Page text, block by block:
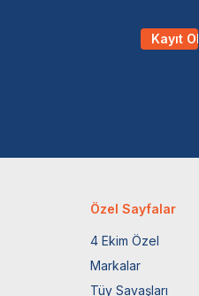
Kayıt Ol
Özel Sayfalar
4 Ekim Özel
Markalar
Tüy Savaşları